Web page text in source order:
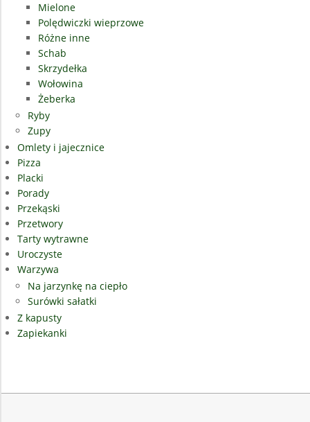
Mielone
Polędwiczki wieprzowe
Różne inne
Schab
Skrzydełka
Wołowina
Żeberka
Ryby
Zupy
Omlety i jajecznice
Pizza
Placki
Porady
Przekąski
Przetwory
Tarty wytrawne
Uroczyste
Warzywa
Na jarzynkę na ciepło
Surówki sałatki
Z kapusty
Zapiekanki